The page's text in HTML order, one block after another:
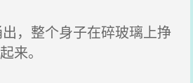
，整个身子在碎玻璃上挣
来。